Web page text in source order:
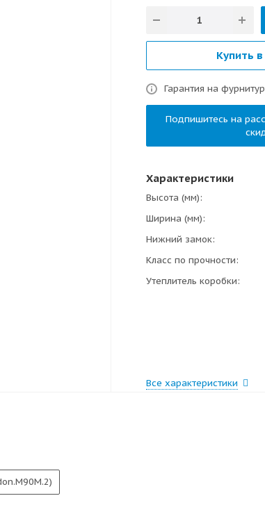
Купить в
Гарантия на
Подпишитесь на
Характеристики
Высота (мм)
Ширина (мм)
Нижний замок
Класс по прочности
Утеплитель коробки
Все характеристики